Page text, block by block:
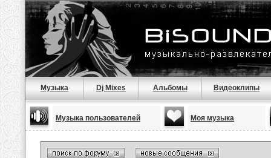
Музыка Dj Mixes Альбомы Видеоклипы
Музыка пользователей Моя музыка